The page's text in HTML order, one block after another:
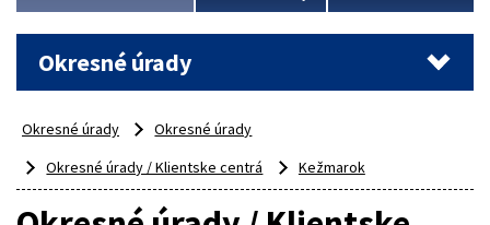
Okresné úrady
Okresné úrady
Okresné úrady
Okresné úrady / Klientske centrá
Kežmarok